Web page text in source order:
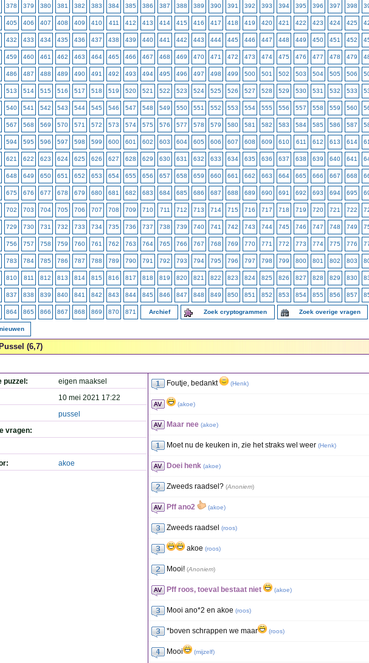
378 379 380 381 382 383 384 385 386 387 388 389 390 391 392 393 394 395 396 397 398
405 406 407 408 409 410 411 412 413 414 415 416 417 418 419 420 421 422 423 424 425
432 433 434 435 436 437 438 439 440 441 442 443 444 445 446 447 448 449 450 451 452
459 460 461 462 463 464 465 466 467 468 469 470 471 472 473 474 475 476 477 478 479
486 487 488 489 490 491 492 493 494 495 496 497 498 499 500 501 502 503 504 505 506
513 514 515 516 517 518 519 520 521 522 523 524 525 526 527 528 529 530 531 532 533
540 541 542 543 544 545 546 547 548 549 550 551 552 553 554 555 556 557 558 559 560
567 568 569 570 571 572 573 574 575 576 577 578 579 580 581 582 583 584 585 586 587
594 595 596 597 598 599 600 601 602 603 604 605 606 607 608 609 610 611 612 613 614
621 622 623 624 625 626 627 628 629 630 631 632 633 634 635 636 637 638 639 640 641
648 649 650 651 652 653 654 655 656 657 658 659 660 661 662 663 664 665 666 667 668
675 676 677 678 679 680 681 682 683 684 685 686 687 688 689 690 691 692 693 694 695
702 703 704 705 706 707 708 709 710 711 712 713 714 715 716 717 718 719 720 721 722
729 730 731 732 733 734 735 736 737 738 739 740 741 742 743 744 745 746 747 748 749
756 757 758 759 760 761 762 763 764 765 766 767 768 769 770 771 772 773 774 775 776
783 784 785 786 787 788 789 790 791 792 793 794 795 796 797 798 799 800 801 802 803
810 811 812 813 814 815 816 817 818 819 820 821 822 823 824 825 826 827 828 829 830
837 838 839 840 841 842 843 844 845 846 847 848 849 850 851 852 853 854 855 856 857
864 865 866 867 868 869 870 871 Archief Zoek cryptogrammen Zoek overige vragen
(6,7)
puzzel:
eigen maaksel
10 mei 2021 17:22
pussel
vragen:
akoe
Foutje, bedankt (Henk)
(akoe)
Maar nee (akoe)
Moet nu de keuken in, zie het straks wel weer (Henk)
Doei henk (akoe)
Zweeds raadsel? (Anoniem)
Pff ano2 (akoe)
Zweeds raadsel (roos)
akoe (roos)
Mooi! (Anoniem)
Pff roos, toeval bestaat niet (akoe)
Mooi ano*2 en akoe (roos)
*boven schrappen we maar (roos)
Mooi (mijzelf)